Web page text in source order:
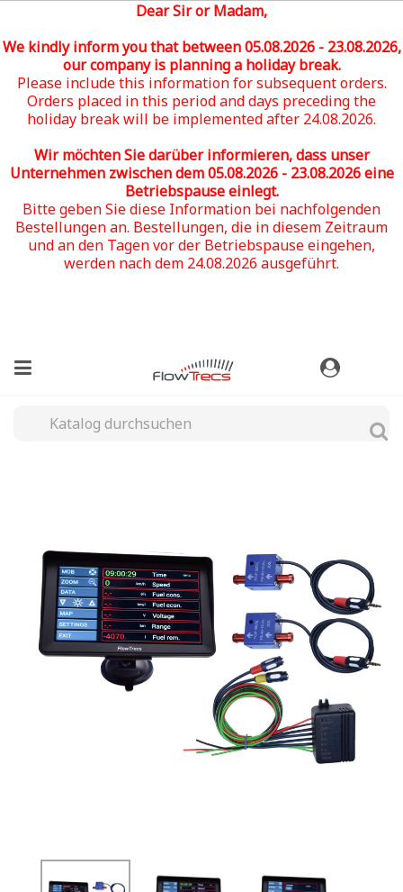
Dear Sir or Madam,
We kindly inform you that between 05.08.2026 - 23.08.2026,
our company is planning a holiday break.
Please include this information for subsequent orders.
Orders placed in this period and days preceding the
holiday break will be implemented after 24.08.2026.
Wir möchten Sie darüber informieren, dass unser
Unternehmen zwischen dem 05.08.2026 - 23.08.2026eine
Betriebspause einlegt.
Bitte geben Sie diese Information bei nachfolgenden
Bestellungen an. Bestellungen, die in diesem Zeitraum
und an den Tagen vor der Betriebspause eingehen,
werden nach dem 24.08.2026 ausgeführt.